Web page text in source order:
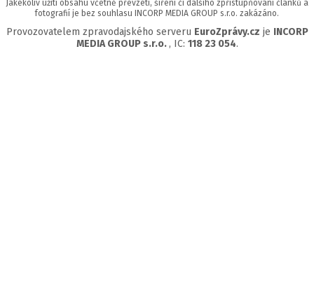
Jakékoliv užití obsahu včetně převzetí, šíření či dalšího zpřístupňování článků a
fotografií je bez souhlasu INCORP MEDIA GROUP s.r.o. zakázáno.
Provozovatelem zpravodajského serveru EuroZprávy.cz je INCORP
MEDIA GROUP s.r.o. , IC: 118 23 054.